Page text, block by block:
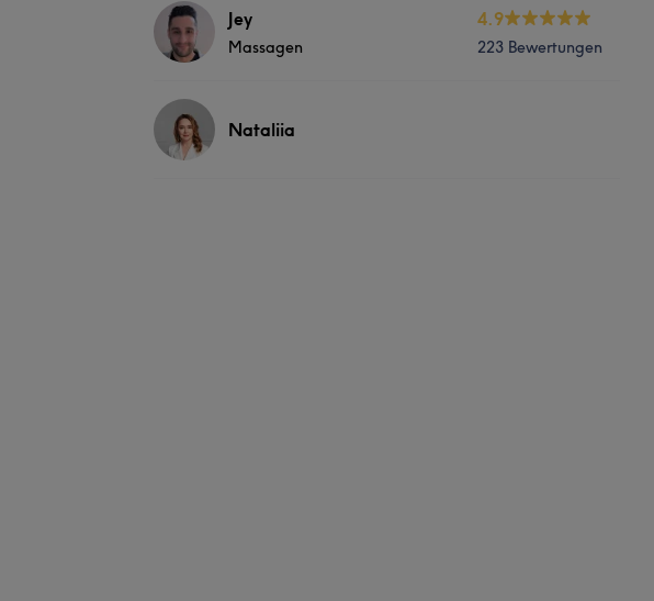
Jey
Massagen
4.9
223 Bewertungen
Nataliia